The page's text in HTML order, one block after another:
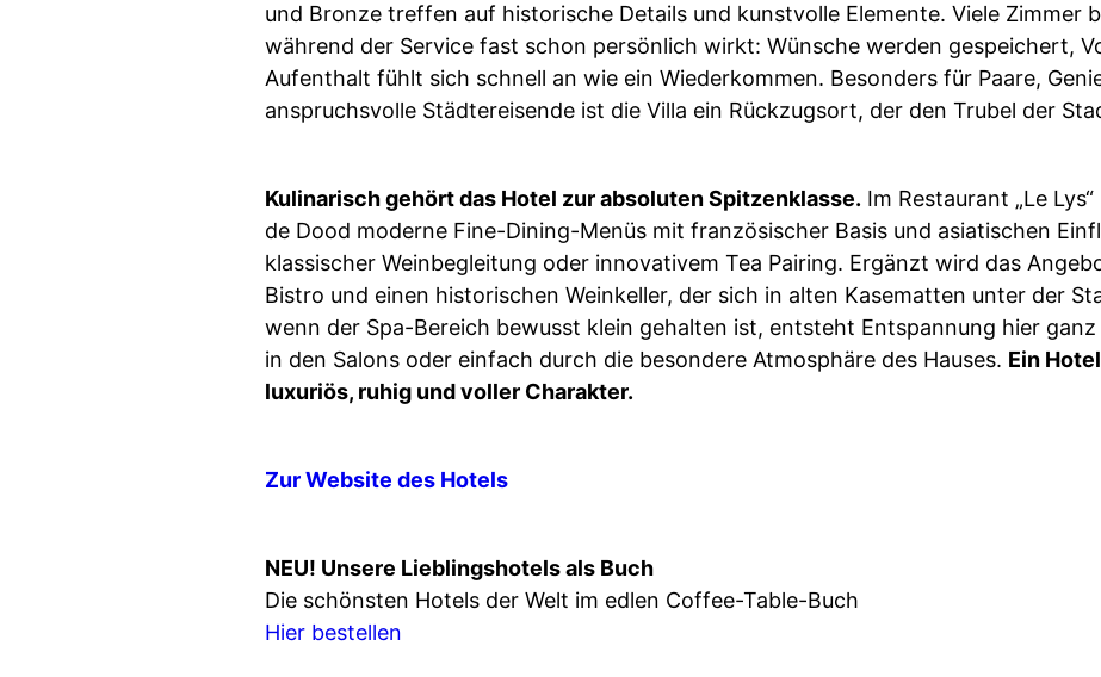
und Bronze treffen auf historische Details und kunstvolle Elemente. Viele Zimmer
während der Service fast schon persönlich wirkt: Wünsche werden gespeichert,
Aufenthalt fühlt sich schnell an wie ein Wiederkommen. Besonders für Paare,
anspruchsvolle Städtereisende ist die Villa ein Rückzugsort, der den Trubel der
Kulinarisch gehört das Hotel zur absoluten Spitzenklasse. Im Restaurant „Le
de Dood moderne Fine-Dining-Menüs mit französischer Basis und asiatischen
klassischer Weinbegleitung oder innovativem Tea Pairing. Ergänzt wird das
Bistro und einen historischen Weinkeller, der sich in alten Kasematten unter der
wenn der Spa-Bereich bewusst klein gehalten ist, entsteht Entspannung hier
in den Salons oder einfach durch die besondere Atmosphäre des Hauses. Ein
luxuriös, ruhig und voller Charakter.
Zur Website des Hotels
NEU! Unsere Lieblingshotels als Buch
Die schönsten Hotels der Welt im edlen Coffee-Table-Buch
Hier bestellen